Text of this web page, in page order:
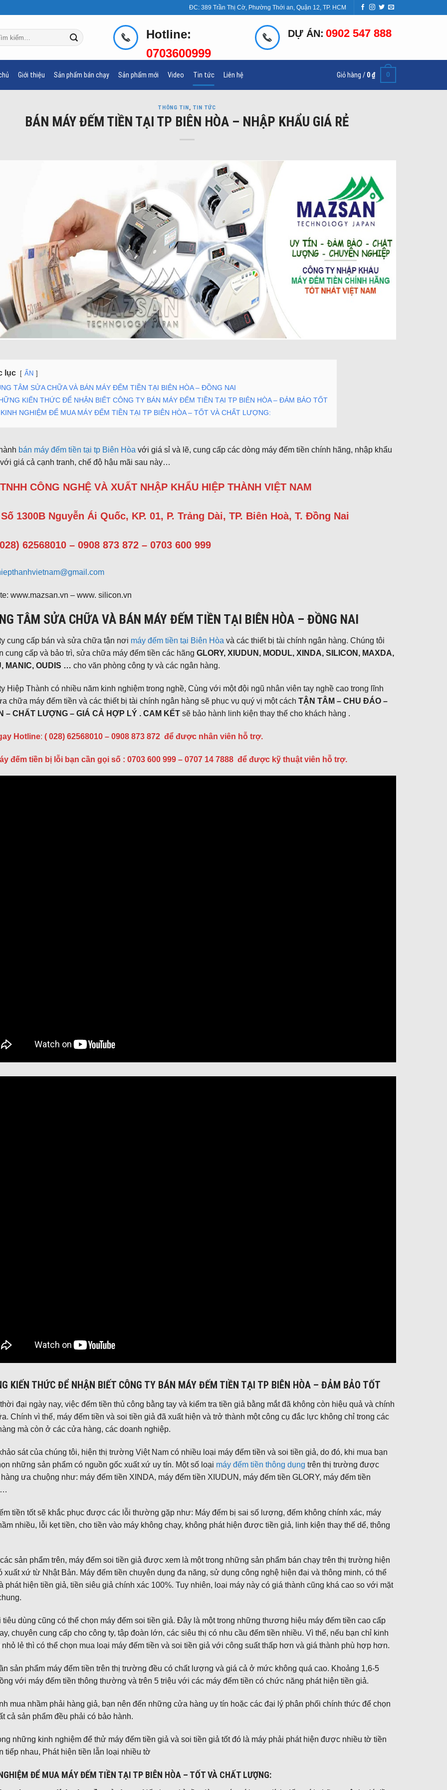
ĐC: 389 Trần Thị Cờ, Phường Thới an, Quận 12, TP. HCM
Hotline:
0703600999
DỰ ÁN: 0902 547 888
Giới thiệu Sản phẩm bán chạy Sản phẩm mới Video Tin tức Liên hệ Giỏ hàng / 0₫ 0
THÔNG TIN , TIN TỨC
BÁN MÁY ĐẾM TIỀN TẠI TP BIÊN HÒA – NHẬP KHẨU GIÁ RẺ
lục ẨN
TÂM SỬA CHỮA VÀ BÁN MÁY ĐẾM TIỀN TẠI BIÊN HÒA – ĐỒNG NAI
KIẾN THỨC ĐỂ NHẬN BIẾT CÔNG TY BÁN MÁY ĐẾM TIỀN TẠI TP BIÊN HÒA – ĐẢM BẢO TỐT
KINH NGHIỆM ĐỂ MUA MÁY ĐẾM TIỀN TẠI TP BIÊN HÒA – TỐT VÀ CHẤT LƯỢNG:
bán máy đếm tiền tại tp Biên Hòa với giá sỉ và lẽ, cung cấp các dòng máy đếm tiền chính hãng, nhập khẩu
giá cả cạnh tranh, chế độ hậu mãi sau này…
CÔNG NGHỆ VÀ XUẤT NHẬP KHẨU HIỆP THÀNH VIỆT NAM
1300B Nguyễn Ái Quốc, KP. 01, P. Trảng Dài, TP. Biên Hoà, T. Đồng Nai
62568010 – 0908 873 872 – 0703 600 999
www.mazsan.vn – www. silicon.vn
TÂM SỬA CHỮA VÀ BÁN MÁY ĐẾM TIỀN TẠI BIÊN HÒA – ĐỒNG NAI
cung cấp bán và sửa chữa tận nơi máy đếm tiền tại Biên Hòa và các thiết bị tài chính ngân hàng. Chúng tôi
cung cấp và bảo trì, sửa chữa máy đếm tiền các hãng GLORY, XIUDUN, MODUL, XINDA, SILICON, MAXDA,
MANIC, OUDIS … cho văn phòng công ty và các ngân hàng.
Hiệp Thành có nhiều năm kinh nghiệm trong nghề, Cùng với một đội ngũ nhân viên tay nghề cao trong lĩnh
chữa máy đếm tiền và các thiết bị tài chính ngân hàng sẽ phục vụ quý vị một cách TẬN TÂM – CHU ĐÁO –
– CHẤT LƯỢNG – GIÁ CẢ HỢP LÝ . CAM KẾT sẽ bảo hành linh kiện thay thế cho khách hàng .
Hotline: ( 028) 62568010 – 0908 873 872 để được nhân viên hỗ trợ.
đếm tiền bị lỗi bạn cần gọi số : 0703 600 999 – 0707 14 7888 để được kỹ thuật viên hỗ trợ.
KIẾN THỨC ĐỂ NHẬN BIẾT CÔNG TY BÁN MÁY ĐẾM TIỀN TẠI TP BIÊN HÒA – ĐẢM BẢO TỐT
đại ngày nay, việc đếm tiền thủ công bằng tay và kiểm tra tiền giả bằng mắt đã không còn hiệu quả và chính
Chính vì thế, máy đếm tiền và soi tiền giả đã xuất hiện và trở thành một công cụ đắc lực không chỉ trong các
mà còn ở các cửa hàng, các doanh nghiệp.
sát của chúng tôi, hiện thị trường Việt Nam có nhiều loại máy đếm tiền và soi tiền giả, do đó, khi mua bạn
những sản phẩm có nguồn gốc xuất xứ uy tín. Một số loại máy đếm tiền thông dụng trên thị trường được
hàng ưa chuộng như: máy đếm tiền XINDA, máy đếm tiền XIUDUN, máy đếm tiền GLORY, máy đếm tiền
tiền tốt sẽ khắc phục được các lỗi thường gặp như: Máy đếm bị sai số lượng, đếm không chính xác, máy
nhiều, lỗi kẹt tiền, cho tiền vào máy không chạy, không phát hiện được tiền giả, linh kiện thay thế dể, thông
sản phẩm trên, máy đếm soi tiền giả được xem là một trong những sản phẩm bán chạy trên thị trường hiện
xuất xứ từ Nhật Bản. Máy đếm tiền chuyên dụng đa năng, sử dụng công nghệ hiện đại và thông minh, có thể
phát hiện tiền giả, tiền siêu giả chính xác 100%. Tuy nhiên, loại máy này có giá thành cũng khá cao so với mặt
dùng cũng có thể chọn máy đếm soi tiền giả. Đây là một trong những thương hiệu máy đếm tiền cao cấp
chuyên cung cấp cho công ty, tập đoàn lớn, các siêu thị có nhu cầu đếm tiền nhiều. Vì thế, nếu bạn chỉ kinh
nhỏ lẻ thì có thể chọn mua loại máy đếm tiền và soi tiền giả với công suất thấp hơn và giá thành phù hợp hơn.
sản phẩm máy đếm tiền trên thị trường đều có chất lượng và giá cả ở mức không quá cao. Khoảng 1,6-5
với máy đếm tiền thông thường và trên 5 triệu với các máy đếm tiền có chức năng phát hiện tiền giả.
mua nhầm phải hàng giả, bạn nên đến những cửa hàng uy tín hoặc các đại lý phân phối chính thức để chọn
cả sản phẩm đều phải có bảo hành.
những kinh nghiệm để thử máy đếm tiền giả và soi tiền giả tốt đó là máy phải phát hiện được nhiều tờ tiền
tiếp nhau, Phát hiện tiền lẫn loại nhiều tờ
ĐỂ MUA MÁY ĐẾM TIỀN TẠI TP BIÊN HÒA – TỐT VÀ CHẤT LƯỢNG: